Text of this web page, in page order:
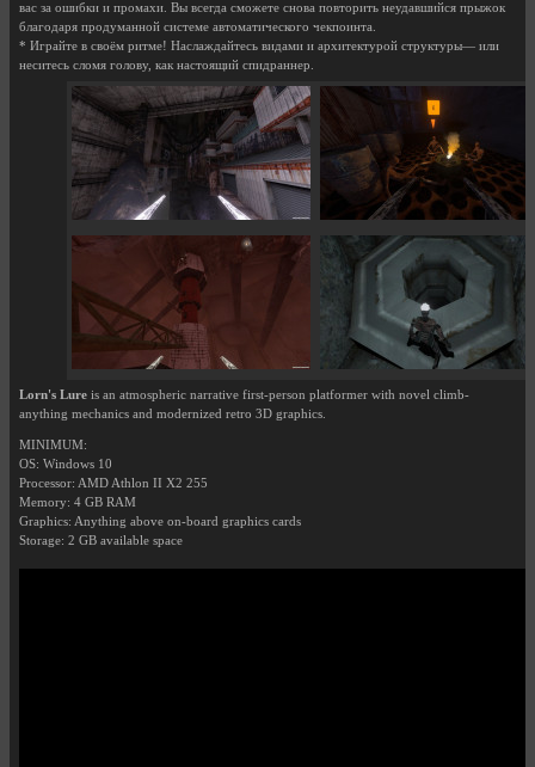
вас за ошибки и промахи. Вы всегда сможете снова повторить неудавшийся прыжок
благодаря продуманной системе автоматического чекпоинта.
* Играйте в своём ритме! Наслаждайтесь видами и архитектурой структуры— или
неситесь сломя голову, как настоящий спидраннер.
Lorn's Lure is an atmospheric narrative first-person platformer with novel climb-
anything mechanics and modernized retro 3D graphics.
MINIMUM:
OS: Windows 10
Processor: AMD Athlon II X2 255
Memory: 4 GB RAM
Graphics: Anything above on-board graphics cards
Storage: 2 GB available space